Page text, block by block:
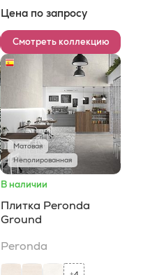
Цена по запросу
Смотреть коллекцию
Матовая
Неполированная
В наличии
Плитка Peronda
Ground
Peronda